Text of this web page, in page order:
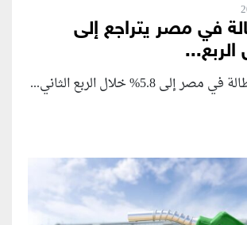
في مصر يتراجع إلى
5.8% خلال الربع الثاني...